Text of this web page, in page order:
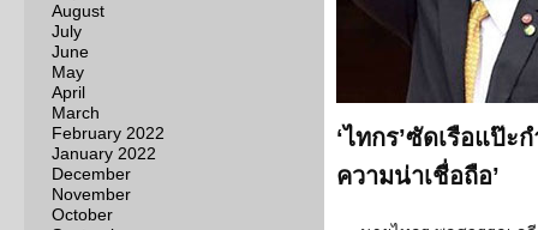
August
July
June
May
April
March
February 2022
January 2022
December
November
October
‘ไทกร’ซัดเรือแป๊ะ
ความน่าเชื่อถือ’